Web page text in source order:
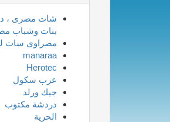
شات مصرى ،
بنات وشباب
مصراوى سات
manaraa
Herotec
عرب سكول
جيك ورلد
دردشة مكتوب
الحرية